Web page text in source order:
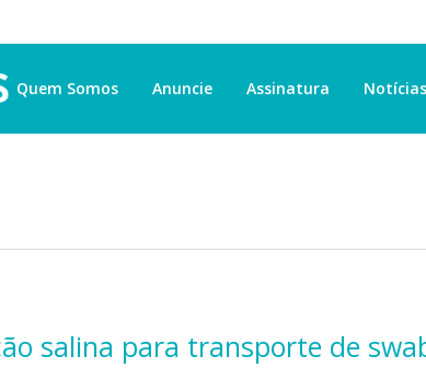
Quem Somos Anuncie Assinatura Notícias
salina para transporte de